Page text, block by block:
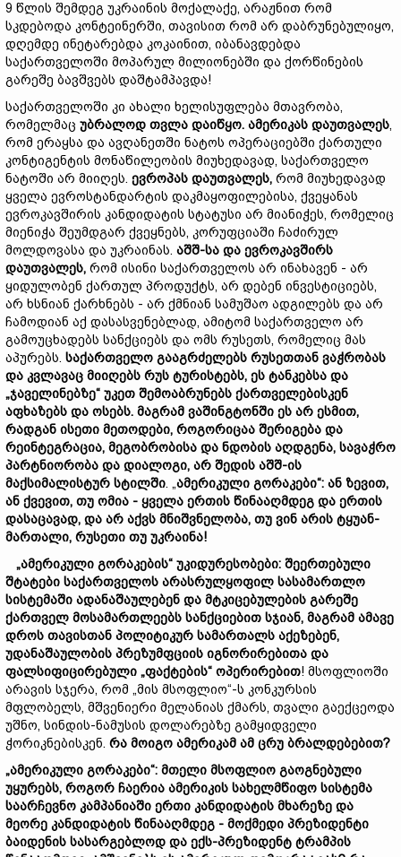
9 წლის შემდეგ უკრაინის მოქალაქე, არაჟნით რომ
სკდებოდა კონტეინერში, თავისით რომ არ დაბრუნებულიყო,
დღემდე ინეტარებდა კოკაინით, იბანავდებდა
საქართველოში მოპარულ მილიონებში და ქორწინების
გარეშე ბავშვებს დაშტამპავდა!
საქართველოში კი ახალი ხელისუფლება მთავრობა,
რომელმაც უბრალოდ თვლა დაიწყო. ამერიკას დაუთვალეს,
რომ ერაყსა და ავღანეთში ნატოს ოპერაციებში ქართული
კონტიგენტის მონაწილეობის მიუხედავად, საქართველო
ნატოში არ მიიღეს. ევროპას დაუთვალეს, რომ მიუხედავად
ყველა ევროსტანდარტის დაკმაყოფილებისა, ქვეყანას
ევროკავშირის კანდიდატის სტატუსი არ მიანიჭეს, რომელიც
მიენიჭა შეუმდგარ ქვეყნებს, კორუფციაში ჩაძირულ
მოლდოვასა და უკრაინას. აშშ-სა და ევროკავშირს
დაუთვალეს, რომ ისინი საქართველოს არ ინახავენ - არ
ყიდულობენ ქართულ პროდუქტს, არ დებენ ინვესტიციებს,
არ ხსნიან ქარხნებს - არ ქმნიან სამუშაო ადგილებს და არ
ჩამოდიან აქ დასასვენებლად, ამიტომ საქართველო არ
გამოუცხადებს სანქციებს და ომს რუსეთს, რომელიც მას
აპურებს. საქართველო გააგრძელებს რუსეთთან ვაჭრობას
და კვლავაც მიიღებს რუს ტურისტებს, ეს ტანკებსა და
„ჯაველინებზე“ უკეთ შემოაბრუნებს ქართველებისკენ
აფხაზებს და ოსებს. მაგრამ ვაშინგტონში ეს არ ესმით,
რადგან ისეთი მეთოდები, როგორიცაა შერიგება და
რეინტეგრაცია, მეგობრობისა და ნდობის აღდგენა, სავაჭრო
პარტნიორობა და დიალოგი, არ შედის აშშ-ის
მაქსიმალისტურ სტილში. „ამერიკული გორაკები“: ან ზევით,
ან ქვევით, თუ ომია - ყველა ერთის წინააღმდეგ და ერთის
დასაცავად, და არ აქვს მნიშვნელობა, თუ ვინ არის ტყუან-
მართალი, რუსეთი თუ უკრაინა!
„ამერიკული გორაკების“ უკიდურესობები: შეერთებული
შტატები საქართველოს არასრულყოფილ სასამართლო
სისტემაში ადანაშაულებენ და მტკიცებულების გარეშე
ქართველ მოსამართლეებს სანქციებით სჯიან, მაგრამ ამავე
დროს თავისთან პოლიტიკურ სამართალს აქეზებენ,
უდანაშაულობის პრეზუმფციის იგნორირებითა და
ფალსიფიცირებული „ფაქტების“ ოპერირებით! მსოფლიოში
არავის სჯერა, რომ „მის მსოფლიო“-ს კონკურსის
მფლობელს, მშვენიერი მელანიას ქმარს, თვალი გაექცეოდა
უშნო, სინდის-ნამუსის დოლარებზე გამყიდველი
ჭორიკნებისკენ. რა მოიგო ამერიკამ ამ ცრუ ბრალდებებით?
„ამერიკული გორაკები“: მთელი მსოფლიო გაოგნებული
უყურებს, როგორ ჩაერია ამერიკის სახელმწიფო სისტემა
საარჩევნო კამპანიაში ერთი კანდიდატის მხარეზე და
მეორე კანდიდატის წინააღმდეგ - მოქმედი პრეზიდენტი
ბაიდენის სასარგებლოდ და ექს-პრეზიდენტ ტრამპის